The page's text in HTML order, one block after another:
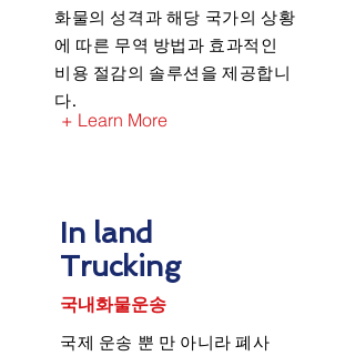
+ Learn More
화물의 성격과 해당 국가의 상황
에 따른 무역 방법과 효과적인
비용 절감의 솔루션을 제공합니
다.
In land
Trucking
국내화물운송
국제 운송 뿐 만 아니라 폐사